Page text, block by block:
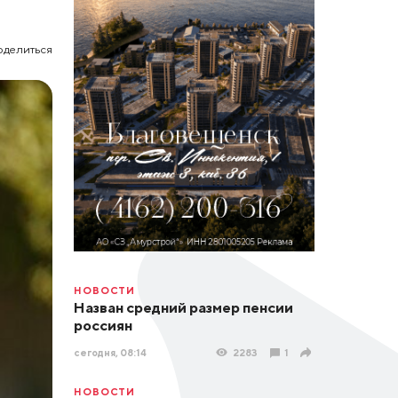
НОВОСТИ
Назван средний размер пенсии
россиян
сегодня, 08:14 2283 1
НОВОСТИ